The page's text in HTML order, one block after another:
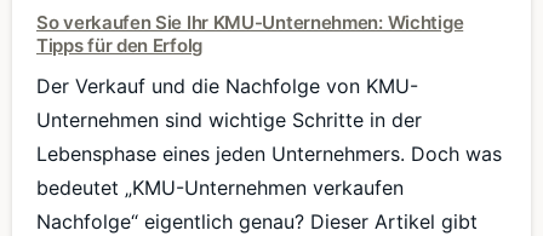
So verkaufen Sie Ihr KMU-Unternehmen: Wichtige
Tipps für den Erfolg
Der Verkauf und die Nachfolge von KMU-
Unternehmen sind wichtige Schritte in der
Lebensphase eines jeden Unternehmers. Doch was
bedeutet „KMU-Unternehmen verkaufen
Nachfolge“ eigentlich genau? Dieser Artikel gibt